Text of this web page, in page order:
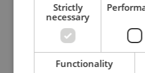
Strictly
necessary
Functionality